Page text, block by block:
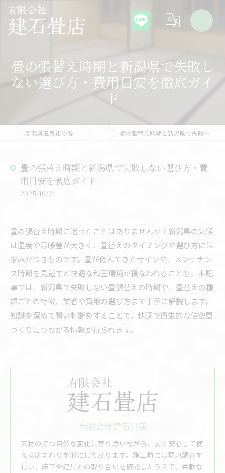
畳の張替え時期と新潟県で失敗し
ない選び方・費用目安を徹底ガイ
ド
新潟県五泉市の畳なら有限会社建石畳店 コラム 畳の張替え時期と新潟県で失敗しない選び方・費用目安を徹底ガイド
畳の張替え時期と新潟県で失敗しない選び方・費
用目安を徹底ガイド
2025/10/21
畳の張替え時期に迷ったことはありませんか？新潟県の気候
は湿度や寒暖差が大きく、畳替えのタイミングや選び方には
悩みがつきものです。畳が傷んできたサインや、メンテナン
ス時期を見逃すと快適な和室環境が損なわれることも。本記
事では、新潟県で失敗しない畳張替えの時期や、畳替えの種
類ごとの特徴、業者や費用の選び方まで丁寧に解説します。
知識を深めて賢い判断をすることで、快適で衛生的な住空間
づくりにつながる情報が得られます。
有限会社建石畳店
素材の持つ自然な変化に寄り添いながら、長く安心して使
える床まわりを形にしております。施工前には現地調査を
行い、床下や建具との取り合いを確認したうえで、柔軟な